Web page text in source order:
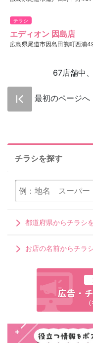
チラシ
エディオン 因島店
広島県尾道市因島田熊町西浦
67店舗中
最初のページへ
チラシを探す
都道府県からチラシ
お店の名前からチラ